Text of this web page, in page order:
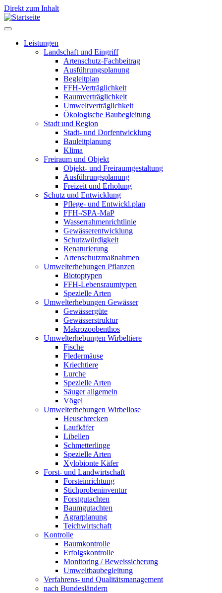
Direkt zum Inhalt
Leistungen
Leistungen
Landschaft und Eingriff
Artenschutz-Fachbeitrag
Ausführungsplanung
Begleitplan
FFH-Verträglichkeit
Raumverträglichkeit
Umweltverträglichkeit
Ökologische Baubegleitung
Stadt und Region
Stadt- und Dorfentwicklung
Bauleitplanung
Klima
Freiraum und Objekt
Objekt- und Freiraumgestaltung
Ausführungsplanung
Freizeit und Erholung
Schutz und Entwicklung
Pflege- und Entwickl.plan
FFH-/SPA-MaP
Wasserrahmenrichtlinie
Gewässerentwicklung
Schutzwürdigkeit
Renaturierung
Artenschutzmaßnahmen
Umwelterhebungen Pflanzen
Biotoptypen
FFH-Lebensraumtypen
Spezielle Arten
Umwelterhebungen Gewässer
Gewässergüte
Gewässerstruktur
Makrozoobenthos
Umwelterhebungen Wirbeltiere
Fische
Fledermäuse
Kriechtiere
Lurche
Spezielle Arten
Säuger allgemein
Vögel
Umwelterhebungen Wirbellose
Heuschrecken
Laufkäfer
Libellen
Schmetterlinge
Spezielle Arten
Xylobionte Käfer
Forst- und Landwirtschaft
Forsteinrichtung
Stichprobeninventur
Forstgutachten
Baumgutachten
Agrarplanung
Teichwirtschaft
Kontrolle
Baumkontrolle
Erfolgskontrolle
Monitoring / Beweissicherung
Umweltbaubegleitung
Verfahrens- und Qualitätsmanagement
nach Bundesländern